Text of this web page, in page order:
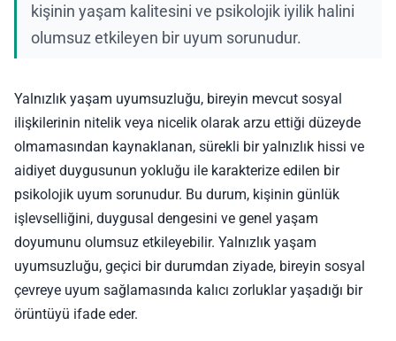
kişinin yaşam kalitesini ve psikolojik iyilik halini
olumsuz etkileyen bir uyum sorunudur.
Yalnızlık yaşam uyumsuzluğu, bireyin mevcut sosyal
ilişkilerinin nitelik veya nicelik olarak arzu ettiği düzeyde
olmamasından kaynaklanan, sürekli bir yalnızlık hissi ve
aidiyet duygusunun yokluğu ile karakterize edilen bir
psikolojik uyum sorunudur. Bu durum, kişinin günlük
işlevselliğini, duygusal dengesini ve genel yaşam
doyumunu olumsuz etkileyebilir. Yalnızlık yaşam
uyumsuzluğu, geçici bir durumdan ziyade, bireyin sosyal
çevreye uyum sağlamasında kalıcı zorluklar yaşadığı bir
örüntüyü ifade eder.